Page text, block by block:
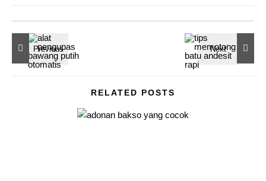
RELATED POSTS